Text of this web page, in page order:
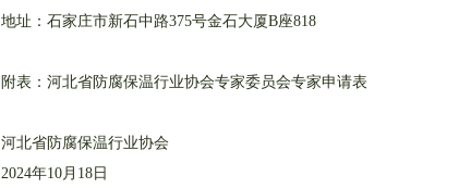
地址：石家庄市新石中路375号金石大厦B座818
附表：河北省防腐保温行业协会专家委员会专家申请表
河北省防腐保温行业协会
2024年10月18日